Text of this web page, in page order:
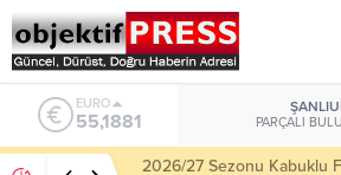
ALTIN
6.660,55 PARÇALI
Haliliye Belediyesi Her